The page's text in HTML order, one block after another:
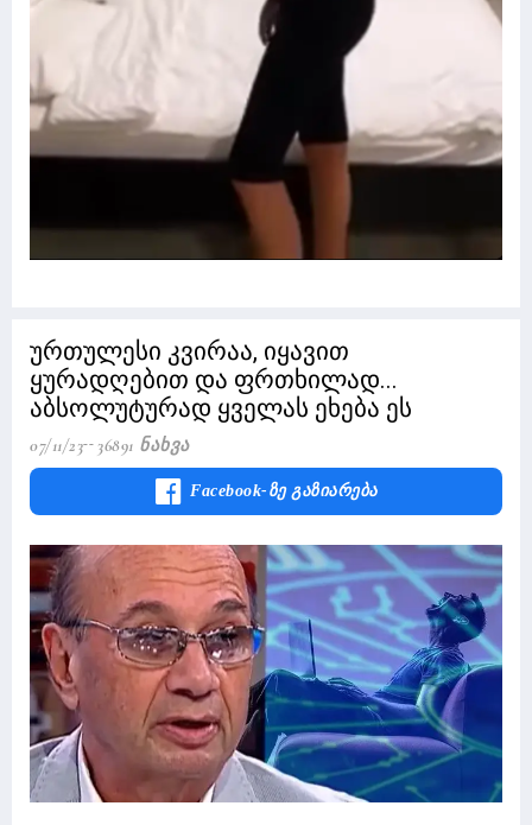
ურთულესი კვირაა, იყავით
ყურადღებით და ფრთხილად...
აბსოლუტურად ყველას ეხება ეს
07/11/23 36891 Ნახვა
Facebook-Ზე Გაზიარება